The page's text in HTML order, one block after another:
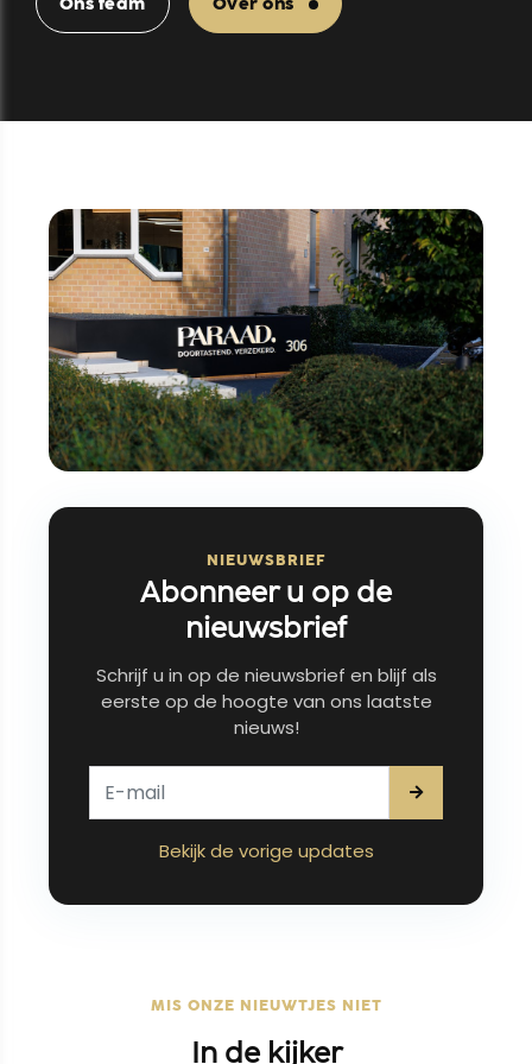
NIEUWSBRIEF
Abonneer u op de
nieuwsbrief
Schrijf u in op de nieuwsbrief en blijf als
eerste op de hoogte van ons laatste
nieuws!
Bekijk de vorige updates
MIS ONZE NIEUWTJES NIET
In de kijker